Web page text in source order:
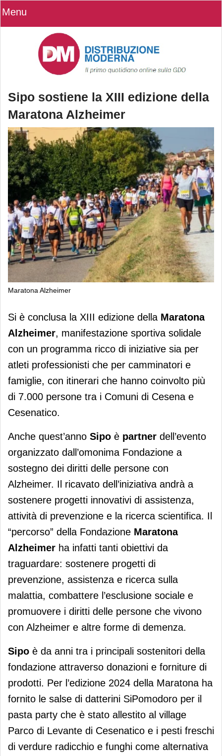
Menu
Sipo sostiene la XIII edizione della
Maratona Alzheimer
Maratona Alzheimer
Sipo sostiene la XIII edizione della
Maratona Alzheimer
Si è conclusa la XIII edizione della Maratona
Alzheimer, manifestazione sportiva solidale
con un programma ricco di iniziative sia per
atleti professionisti che per camminatori e
famiglie, con itinerari che hanno coinvolto più
di 7.000 persone tra i Comuni di Cesena e
Cesenatico.
Anche quest’anno Sipo è partner dell’evento
organizzato dall’omonima Fondazione a
sostegno dei diritti delle persone con
Alzheimer. Il ricavato dell’iniziativa andrà a
sostenere progetti innovativi di assistenza,
attività di prevenzione e la ricerca scientifica. Il
“percorso” della Fondazione Maratona
Alzheimer ha infatti tanti obiettivi da
traguardare: sostenere progetti di
prevenzione, assistenza e ricerca sulla
malattia, combattere l’esclusione sociale e
promuovere i diritti delle persone che vivono
con Alzheimer e altre forme di demenza.
Sipo è da anni tra i principali sostenitori della
fondazione attraverso donazioni e forniture di
prodotti. Per l’edizione 2024 della Maratona ha
fornito le salse di datterini SiPomodoro per il
pasta party che è stato allestito al village
Parco di Levante di Cesenatico e i pesti freschi
di verdure radicchio e funghi come alternativa